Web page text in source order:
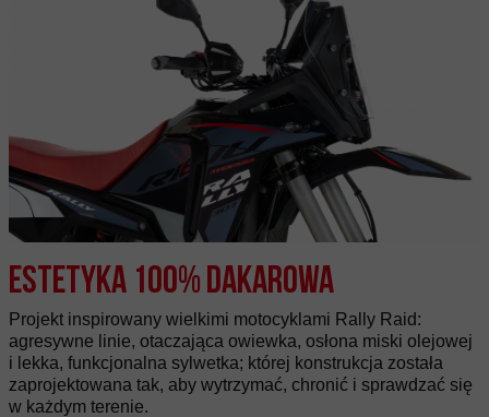
Estetyka 100% Dakarowa
Projekt inspirowany wielkimi motocyklami Rally Raid:
agresywne linie, otaczająca owiewka, osłona miski olejowej
i lekka, funkcjonalna sylwetka; której konstrukcja została
zaprojektowana tak, aby wytrzymać, chronić i sprawdzać się
w każdym terenie.